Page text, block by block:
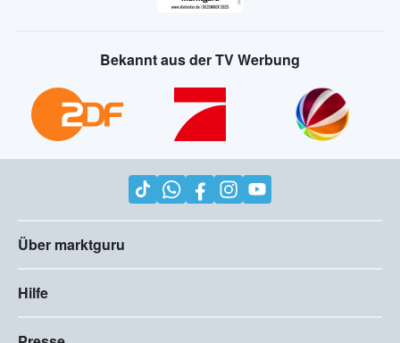
Bekannt aus der TV Werbung
Über marktguru
Hilfe